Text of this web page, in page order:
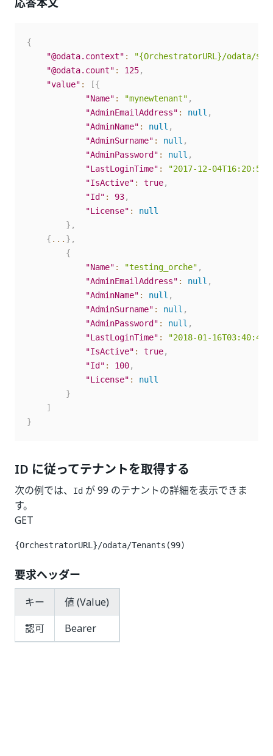
{
"@odata.context" :
"{OrchestratorURL}/odata/
"@odata.count" : 125,
"value" : [{
"Name" : "mynewtenant" ,
"AdminEmailAddress" : null ,
"AdminName" : null ,
"AdminSurname" : null ,
"AdminPassword" : null ,
"LastLoginTime" :
"2017-12-
"IsActive" : true,
"Id" : 93,
"License" :
null
} ,
{ ... } ,
{
"Name" : "testing_orche" ,
"AdminEmailAddress" : null ,
"AdminName" : null ,
"AdminSurname" : null ,
"AdminPassword" : null ,
"LastLoginTime" :
"2018-01-
"IsActive" : true,
"Id" : 100,
"License" :
null
}
]
}
ID に従ってテナントを取得する
次の例では、 Id が 99 のテナントの詳細を表示できま
す。
GET
{OrchestratorURL}/odata/Tenants(99)
要求ヘッダー
キー
値 (Value)
認可
Bearer